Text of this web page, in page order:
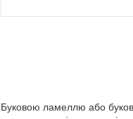
Буковою ламеллю або